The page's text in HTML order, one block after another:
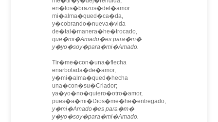
en�los�brazos�del�amor
mi�alma�qued�ca�da,
y�cobrando�nueva�vida
de�tal�manera�he�trocado,
que�mi�Amado�es para�m�
y�yo�soy�para�mi�Amado.
Tir�me�con�una�flecha
enarbolada�de�amor,
y�mi�alma�qued�hecha
una�con�su�Criador;
ya�yo�no�quiero�otro�amor,
pues�a�mi�Dios�me�he�entregado,
y�mi�Amado�es para�m�
y�yo�soy�para�mi�Amado.